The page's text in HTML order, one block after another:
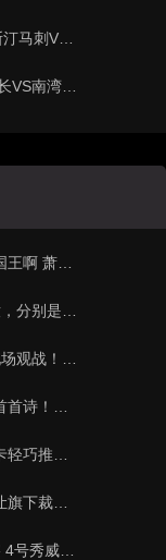
迭戈快船
人 NBA-G
赛季日程安
么水平？
是人生，不
金句合集
0领先法国
样，用VAR
讽卡卢马:W